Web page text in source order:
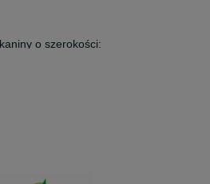
o szerokości:
2,70/3,27/4,20m.
i trwała tkanina polipropylenowa
i szkółkarstwie do